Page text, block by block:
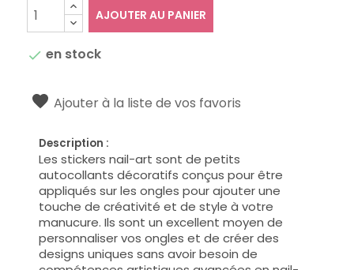
AJOUTER AU PANIER
 en stock
Ajouter à la liste de vos favoris
Description :
Les stickers nail-art sont de petits
autocollants décoratifs conçus pour être
appliqués sur les ongles pour ajouter une
touche de créativité et de style à votre
manucure. Ils sont un excellent moyen de
personnaliser vos ongles et de créer des
designs uniques sans avoir besoin de